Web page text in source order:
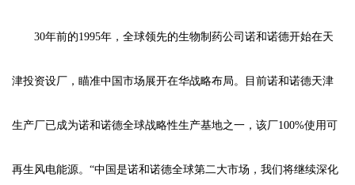
30年前的1995年，全球领先的生物制药公司诺和诺德开始在天
津投资设厂，瞄准中国市场展开在华战略布局。目前诺和诺德天津
生产厂已成为诺和诺德全球战略性生产基地之一，该厂100%使用可
再生风电能源。“中国是诺和诺德全球第二大市场，我们将继续深化